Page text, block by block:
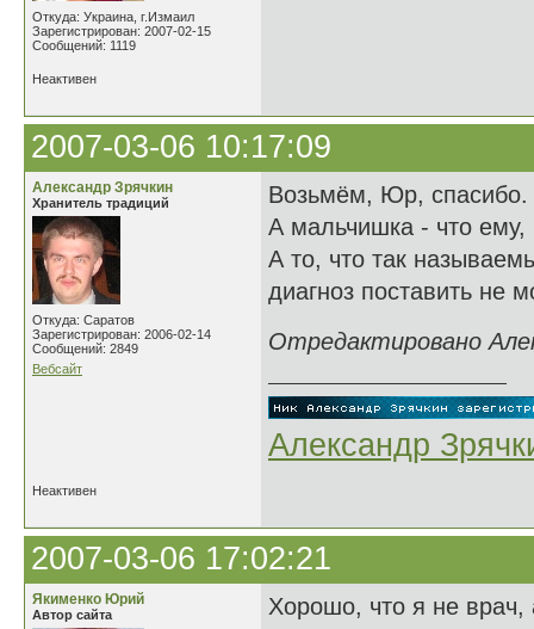
Откуда: Украина, г.Измаил
Зарегистрирован: 2007-02-15
Сообщений: 1119
Неактивен
2007-03-06 10:17:09
Александр Зрячкин
Хранитель традиций
Откуда: Саратов
Зарегистрирован: 2006-02-14
Сообщений: 2849
Вебсайт
Возьмём, Юр, спасибо.
А мальчишка - что ему,
А то, что так
диагноз поставить не
Отредактировано
Александр
Неактивен
2007-03-06 17:02:21
Якименко Юрий
Автор сайта Хорошо, что я не врач,